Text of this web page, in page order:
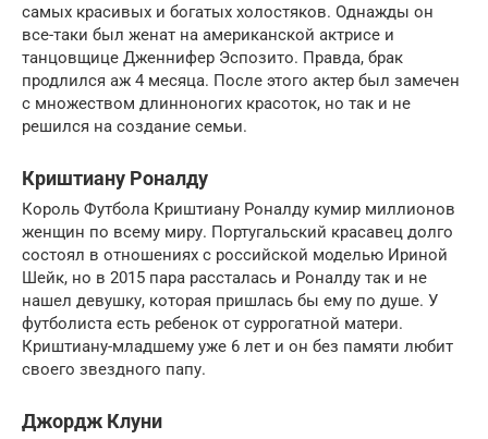
самых красивых и богатых холостяков. Однажды он
все-таки был женат на американской актрисе и
танцовщице Дженнифер Эспозито. Правда, брак
продлился аж 4 месяца. После этого актер был замечен
с множеством длинноногих красоток, но так и не
решился на создание семьи.
Криштиану Роналду
Король Футбола Криштиану Роналду кумир миллионов
женщин по всему миру. Португальский красавец долго
состоял в отношениях с российской моделью Ириной
Шейк, но в 2015 пара рассталась и Роналду так и не
нашел девушку, которая пришлась бы ему по душе. У
футболиста есть ребенок от суррогатной матери.
Криштиану-младшему уже 6 лет и он без памяти любит
своего звездного папу.
Джордж Клуни